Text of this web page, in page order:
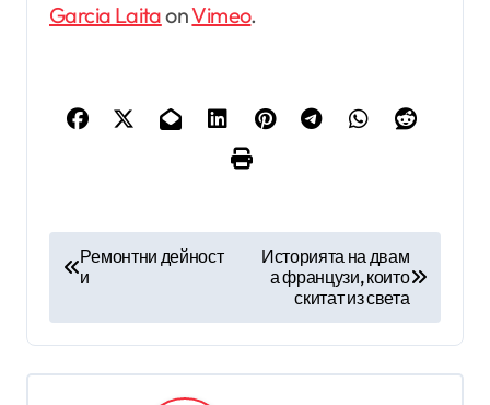
Garcia LaitaonVimeo.
в
и
Ремонтни дейност
и
Историята на двам
а французи, които
скитат из света